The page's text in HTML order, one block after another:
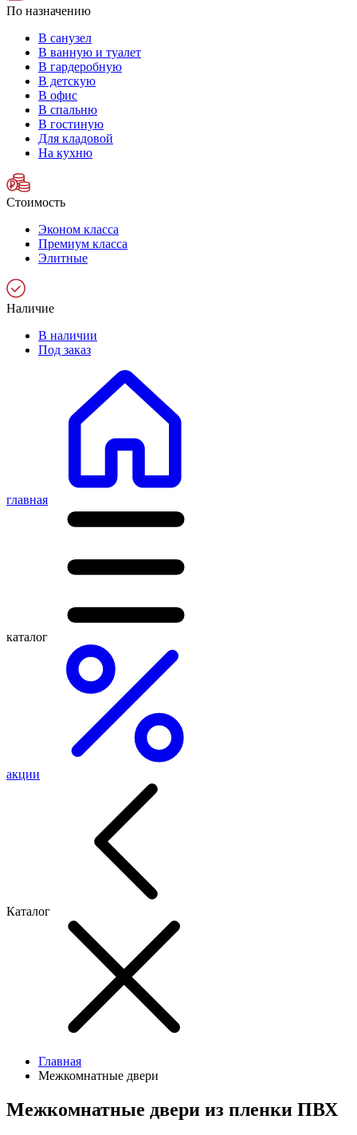
По назначению
В санузел
В ванную и туалет
В гардеробную
В детскую
В офис
В спальню
В гостиную
Для кладовой
На кухню
Стоимость
Эконом класса
Премиум класса
Элитные
Наличие
В наличии
Под заказ
главная
каталог
акции
Каталог
Главная
Межкомнатные двери
Межкомнатные двери из пленки ПВХ